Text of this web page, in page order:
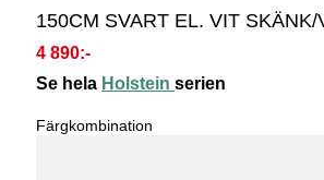
150CM SVART EL. VIT SKÄNK/
4 890:-
Se hela Holstein serien
Färgkombination